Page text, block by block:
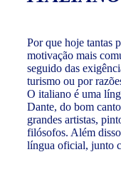
Por que hoje tantas
motivação mais
seguido das
turismo ou por
O italiano é uma
Dante, do bom
grandes artistas,
filósofos. Além
língua oficial, junto